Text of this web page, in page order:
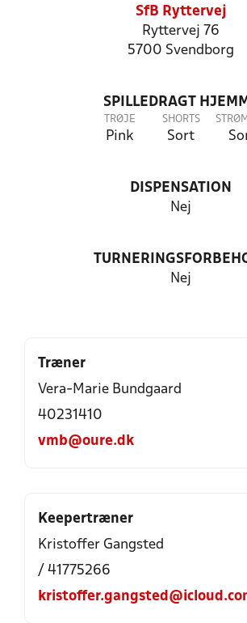
SfB Ryttervej
Ryttervej 76
5700 Svendborg
SPILLEDRAGT
TRØJE
Pink
SHORTS
Sort
DISPENSATION
Nej
Nej
Træner
Vera-Marie Bundgaard
40231410
vmb@oure.dk
Keepertræner
Kristoffer Gangsted
/ 41775266